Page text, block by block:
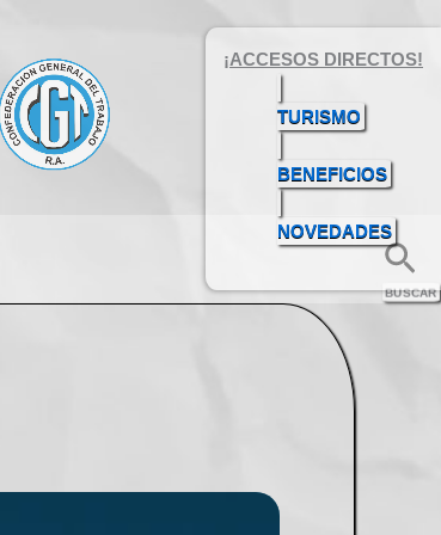
ADHERIDO A
LA CGT
¡ACCESOS DIRECTOS!
TURISMO
BENEFICIOS
NOVEDADES